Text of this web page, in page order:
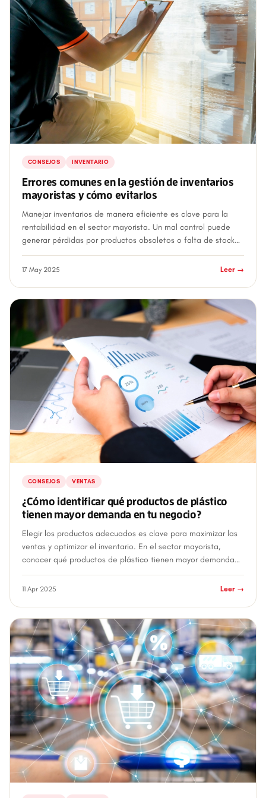
CONSEJOS INVENTARIO
Errores comunes en la gestión de inventarios
mayoristas y cómo evitarlos
Manejar inventarios de manera eficiente es clave para la
rentabilidad en el sector mayorista. Un mal control puede
generar pérdidas por productos obsoletos o falta de stock
en momentos clave. Aquí alg...
17 May 2025 Leer →
CONSEJOS VENTAS
¿Cómo identificar qué productos de plástico
tienen mayor demanda en tu negocio?
Elegir los productos adecuados es clave para maximizar las
ventas y optimizar el inventario. En el sector mayorista,
conocer qué productos de plástico tienen mayor demanda
te permitirá tomar mejores d...
11 Apr 2025 Leer →